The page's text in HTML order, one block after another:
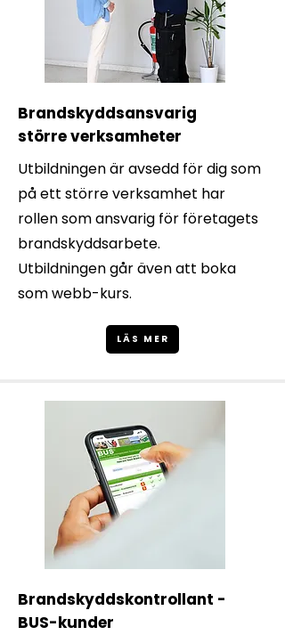
Brandskyddsansvarig
större verksamheter
Utbildningen är avsedd för dig som
på ett större verksamhet har
rollen som ansvarig för företagets
brandskyddsarbete.
Utbildningen går även att boka
som webb-kurs.
LÄS MER
Brandskyddskontrollant -
BUS-kunder